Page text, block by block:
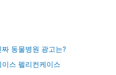
동물병원 광고는?
스 펠리컨케이스